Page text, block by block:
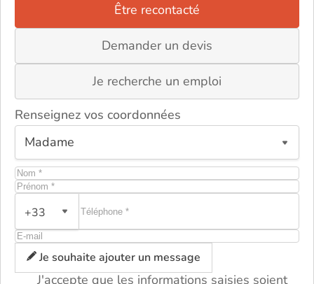
Être recontacté
Demander un devis
Je recherche un emploi
Renseignez vos coordonnées
+33
Je souhaite ajouter un message
J'accepte que les informations saisies soient
ou